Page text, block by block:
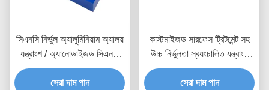
সিএনসি নির্ভুল অ্যালুমিনিয়াম অ্যালয়
যন্ত্রাংশ / অ্যানোডাইজড সিএনসি
মেশিনেড যন্ত্রাংশ
সেরা দাম পান
কাস্টমাইজড সারফেস ট্রিটমেন্ট সহ
উচ্চ নির্ভুলতা স্বয়ংচালিত যন্ত্রাংশ
এবং IATF 16949 সার্টিফাইড
সিএনসি মেশিনিং যন্ত্রাংশ
সেরা দাম পান